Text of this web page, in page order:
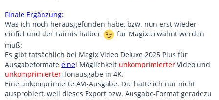
Finale Ergänzung:
Was ich noch herausgefunden habe, bzw. nun erst wieder
einfiel und der Fairnis halber
für Magix erwähnt werden
muß:
Es gibt tatsächlich bei Magix Video Deluxe 2025 Plus für
Ausgabeformate eine! Möglichkeit unkomprimierter Video und
unkomprimierter Tonausgabe in 4K.
Eine unkomprimierte AVI-Ausgabe. Die hatte ich nur nicht
ausprobiert, weil dieses Export bzw. Ausgabe-Format geradezu